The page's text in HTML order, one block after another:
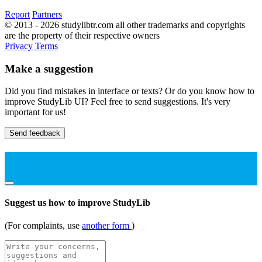
Report Partners
© 2013 - 2026 studylibtr.com all other trademarks and copyrights
are the property of their respective owners
Privacy Terms
Make a suggestion
Did you find mistakes in interface or texts? Or do you know how to
improve StudyLib UI? Feel free to send suggestions. It's very
important for us!
Send feedback
Suggest us how to improve StudyLib
(For complaints, use another form )